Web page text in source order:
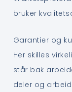
bruker
Garantier og
Her skilles
står bak
deler og